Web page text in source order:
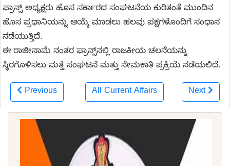
ಫ್ರಾನ್ಸ್ ಅಧ್ಯಕ್ಷರು ಹೊಸ ಸರ್ಕಾರದ ಸಂಘಟನೆಯ ಕುರಿತಂತೆ ಮುಂದಿನ
ಹೊಸ ಪ್ರಧಾನಿಯನ್ನು ಆಯ್ಕೆ ಮಾಡಲು ಹಲವು ಪಕ್ಷಗಳೊಂದಿಗೆ ಸಂಧಾನ
ನಡೆಯುತ್ತಿದೆ.
ಈ ರಾಜೀನಾಮೆ ನಂತರ ಫ್ರಾನ್ಸ್‌ನಲ್ಲಿ ರಾಜಕೀಯ ಚಲನೆಯನ್ನು
ಸ್ಥಿರಗೊಳಿಸಲು ಮತ್ತೆ ಸಂಘಟನೆ ಮತ್ತು ನೇಮಕಾತಿ ಪ್ರಕ್ರಿಯೆ ನಡೆಯಲಿದೆ.
Previous All Current Affairs Next